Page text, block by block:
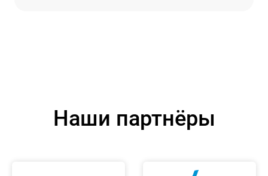
Наши партнёры